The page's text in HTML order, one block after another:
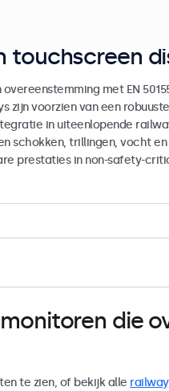
touchscreen
met EN
zijn voorzien van een
in uiteenlopende
schokken, trillingen, vocht
prestaties in non-safety-
die
te zien, of bekijk alle railway